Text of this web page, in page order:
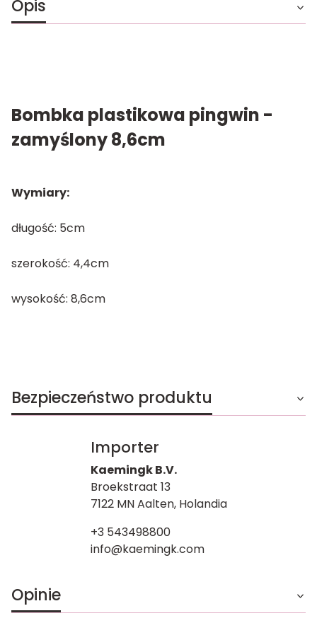
Opis
Bombka plastikowa pingwin -
zamyślony 8,6cm
Wymiary:
długość: 5cm
szerokość: 4,4cm
wysokość: 8,6cm
Bezpieczeństwo produktu
Importer
Kaemingk B.V.
Broekstraat 13
7122 MN Aalten, Holandia
+3 543498800
info@kaemingk.com
Opinie